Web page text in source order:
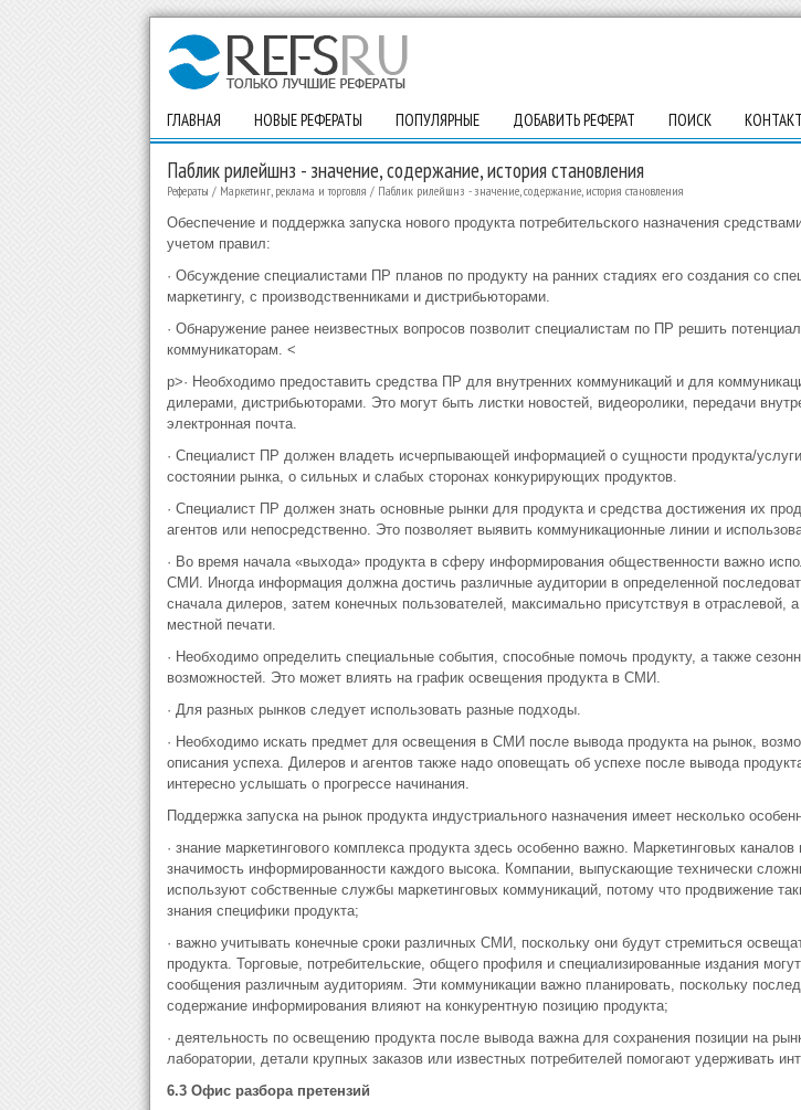
ГЛАВНАЯ НОВЫЕ РЕФЕРАТЫ ПОПУЛЯРНЫЕ ДОБАВИТЬ РЕФЕРАТ ПОИСК
Паблик рилейшнз - значение, содержание, история становления
Рефераты / Маркетинг, реклама и торговля / Паблик рилейшнз - значение, содержание, история становления
Обеспечение и поддержка запуска нового продукта потребительского назначения
учетом правил:
· Обсуждение специалистами ПР планов по продукту на ранних стадиях его создания со
маркетингу, с производственниками и дистрибьюторами.
· Обнаружение ранее неизвестных вопросов позволит специалистам по ПР решить
коммуникаторам. <
p>· Необходимо предоставить средства ПР для внутренних коммуникаций и для
дилерами, дистрибьюторами. Это могут быть листки новостей, видеоролики, передачи
электронная почта.
· Специалист ПР должен владеть исчерпывающей информацией о сущности продукта/
состоянии рынка, о сильных и слабых сторонах конкурирующих продуктов.
· Специалист ПР должен знать основные рынки для продукта и средства достижения их
агентов или непосредственно. Это позволяет выявить коммуникационные линии и
· Во время начала «выхода» продукта в сферу информирования общественности важно
СМИ. Иногда информация должна достичь различные аудитории в определенной
сначала дилеров, затем конечных пользователей, максимально присутствуя в отраслевой,
местной печати.
· Необходимо определить специальные события, способные помочь продукту, а также
возможностей. Это может влиять на график освещения продукта в СМИ.
· Для разных рынков следует использовать разные подходы.
· Необходимо искать предмет для освещения в СМИ после вывода продукта на рынок,
описания успеха. Дилеров и агентов также надо оповещать об успехе после вывода
интересно услышать о прогрессе начинания.
Поддержка запуска на рынок продукта индустриального назначения имеет несколько
· знание маркетингового комплекса продукта здесь особенно важно. Маркетинговых
значимость информированности каждого высока. Компании, выпускающие технически
используют собственные службы маркетинговых коммуникаций, потому что продвижение
знания специфики продукта;
· важно учитывать конечные сроки различных СМИ, поскольку они будут стремиться
продукта. Торговые, потребительские, общего профиля и специализированные издания
сообщения различным аудиториям. Эти коммуникации важно планировать, поскольку
содержание информирования влияют на конкурентную позицию продукта;
· деятельность по освещению продукта после вывода важна для сохранения позиции на
лаборатории, детали крупных заказов или известных потребителей помогают удерживать
6.3 Офис разбора претензий